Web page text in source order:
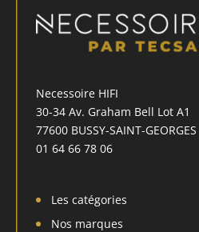
Necessoire HIFI
30-34 Av. Graham Bell Lot A1
77600 BUSSY-SAINT-GEORGES
01 64 66 78 06
Les catégories
Nos marques